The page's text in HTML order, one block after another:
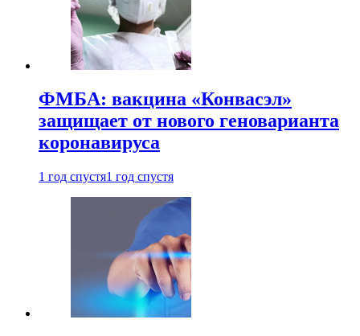
ФМБА: вакцина «Конвасэл»
защищает от нового геноварианта
коронавируса
1 год спустя1 год спустя